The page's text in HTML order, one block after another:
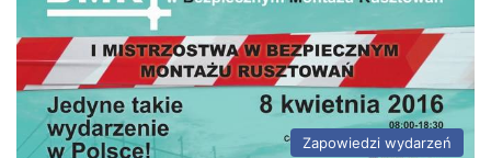
Zapowiedzi wydarzeń